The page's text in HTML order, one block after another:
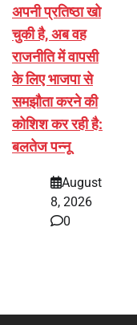
अपनी प्रतिष्ठा खो
चुकी है, अब वह
राजनीति में वापसी
के लिए भाजपा से
समझौता करने की
कोशिश कर रही है:
बलतेज पन्नू
August
8, 2026
0